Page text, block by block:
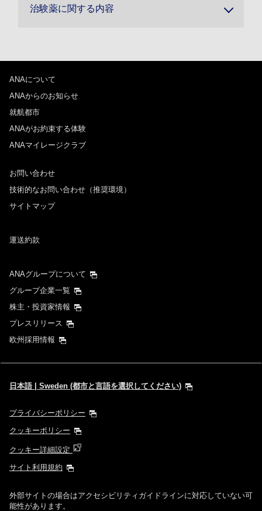
治験薬に関する内容
ANAについて
ANAからのお知らせ
就航都市
ANAがお約束する体験
ANAマイレージクラブ
お問い合わせ
技術的なお問い合わせ（推奨環境）
サイトマップ
運送約款
ANAグループについて
グループ企業一覧
株主・投資家情報
プレスリリース
欧州採用情報
日本語 | Sweden (都市と言語を選択してください)
プライバシーポリシー
クッキーポリシー
クッキー詳細設定
サイト利用規約
外部サイトの場合はアクセシビリティガイドラインに対応していない可
能性があります。